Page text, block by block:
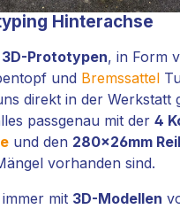
Hinterachse
Prototypen, in Form
und Bremssattel
direkt in der Werkstatt
passgenau mit der 4
und den 280x26mm
vorhanden sind.
mit 3D-Modellen